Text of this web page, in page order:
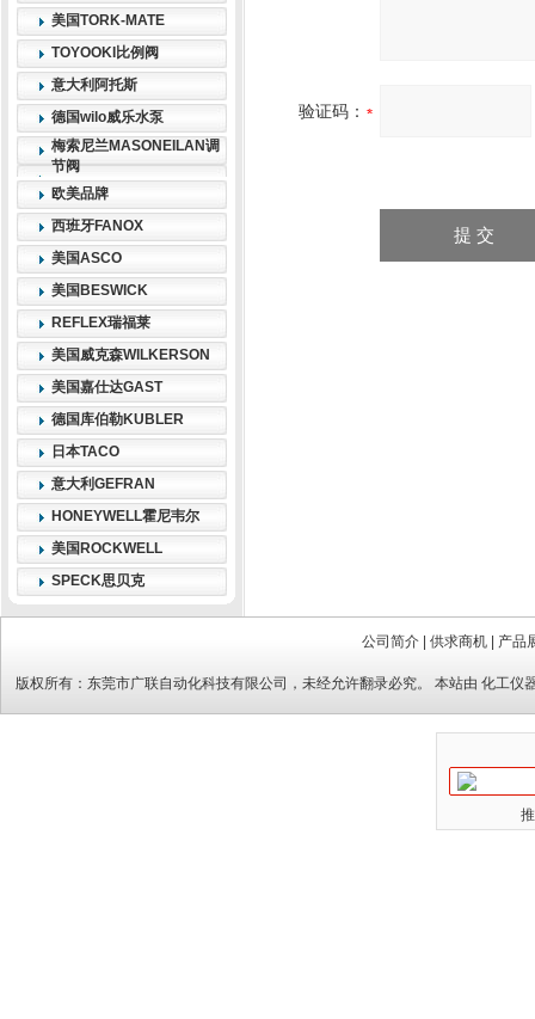
美国TORK-MATE
TOYOOKI比例阀
意大利阿托斯
德国wilo威乐水泵
梅索尼兰MASONEILAN调
节阀
欧美品牌
西班牙FANOX
美国ASCO
美国BESWICK
REFLEX瑞福莱
美国威克森WILKERSON
美国嘉仕达GAST
德国库伯勒KUBLER
日本TACO
意大利GEFRAN
HONEYWELL霍尼韦尔
美国ROCKWELL
SPECK思贝克
验证码：
公司简介 供求商机 产品
版权所有： 东莞市广联自动化科技有限公司 ，未经允许翻录必究。 本站由化工仪